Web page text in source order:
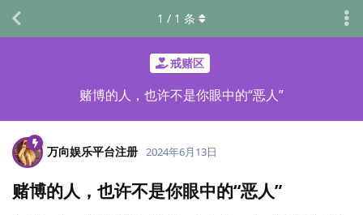
戒赌区
赌博的人，也许不是你眼中的“恶人”
1 / 1 条
万向娱乐平台注册 2024年6月13日
赌博的人，也许不是你眼中的“恶人”